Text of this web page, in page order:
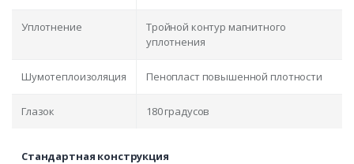
Уплотнение
Тройной контур магнитного
уплотнения
Шумотеплоизоляция Пенопласт повышенной плотности
Глазок 180 градусов
Стандартная конструкция